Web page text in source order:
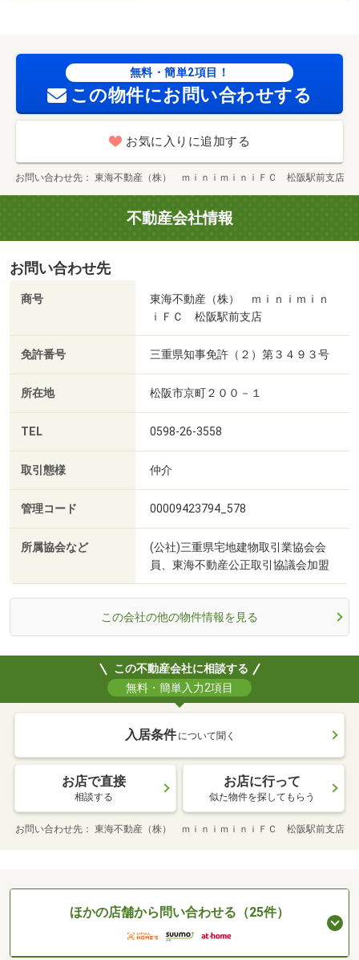
無料・簡単2項目！
この物件にお問い合わせする
お気に入りに追加する
お問い合わせ先 東海不動産（株） ｍｉｎｉｍｉｎｉＦＣ 松阪駅前支店
不動産会社情報
お問い合わせ先
商号
東海不動産（株） ｍｉｎｉｍｉｎ
ｉＦＣ 松阪駅前支店
免許番号 三重県知事免許（２）第３４９３号
所在地 松阪市京町２００－１
TEL 0598-26-3558
取引態様 仲介
管理コード 00009423794_578
所属協会など
(公社)三重県宅地建物取引業協会会
員、東海不動産公正取引協議会加盟
この会社の他の物件情報を見る
この不動産会社に相談する
無料・簡単入力2項目
入居条件 について聞く
お店で直接
相談する
お店に行って
似た物件を探してもらう
お問い合わせ先 東海不動産（株） ｍｉｎｉｍｉｎｉＦＣ 松阪駅前支店
ほかの店舗から問い合わせる（25件）